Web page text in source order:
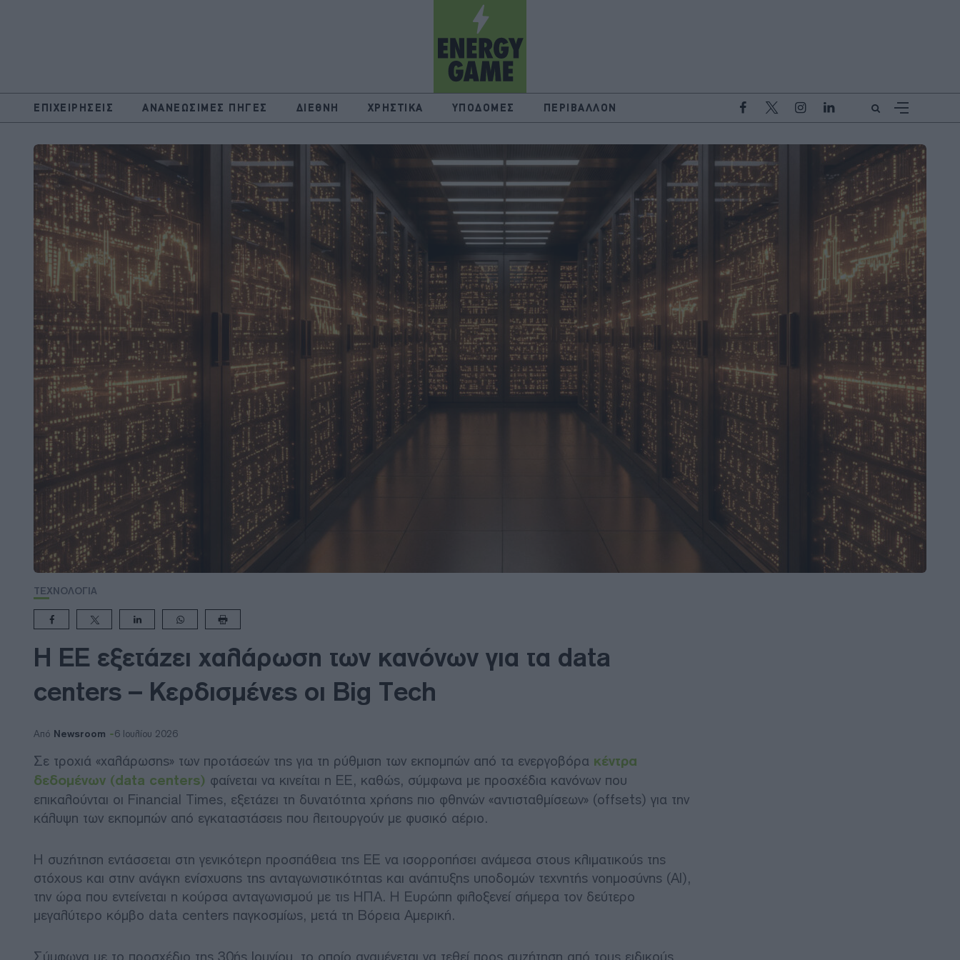
ΕΠΙΧΕΙΡΗΣΕΙΣ ΑΝΑΝΕΩΣΙΜΕΣ ΠΗΓΕΣ ΔΙΕΘΝΗ ΧΡΗΣΤΙΚΑ ΥΠΟΔΟΜΕΣ ΠΕΡΙΒΑΛΛΟΝ
ΤΕΧΝΟΛΟΓΙΑ
Η ΕΕ εξετάζει χαλάρωση των κανόνων για τα data
centers – Κερδισμένες οι Big Tech
Από Newsroom 6 Ιουλίου 2026
Σε τροχιά «χαλάρωσης» των προτάσεών της για τη ρύθμιση των εκπομπών από τα ενεργοβόρα κέντρα
δεδομένων (data centers) φαίνεται να κινείται η ΕΕ, καθώς, σύμφωνα με προσχέδια κανόνων που
επικαλούνται οι Financial Times, εξετάζει τη δυνατότητα χρήσης πιο φθηνών «αντισταθμίσεων» (offsets) για την
κάλυψη των εκπομπών από εγκαταστάσεις που λειτουργούν με φυσικό αέριο.
Η συζήτηση εντάσσεται στη γενικότερη προσπάθεια της ΕΕ να ισορροπήσει ανάμεσα στους κλιματικούς της
στόχους και στην ανάγκη ενίσχυσης της ανταγωνιστικότητας και ανάπτυξης υποδομών τεχνητής νοημοσύνης (AI),
την ώρα που εντείνεται η κούρσα ανταγωνισμού με τις ΗΠΑ. Η Ευρώπη φιλοξενεί σήμερα τον δεύτερο
μεγαλύτερο κόμβο data centers παγκοσμίως, μετά τη Βόρεια Αμερική.
Σύμφωνα με το προσχέδιο της 30ής Ιουνίου, το οποίο αναμένεται να τεθεί προς συζήτηση από τους ειδικούς